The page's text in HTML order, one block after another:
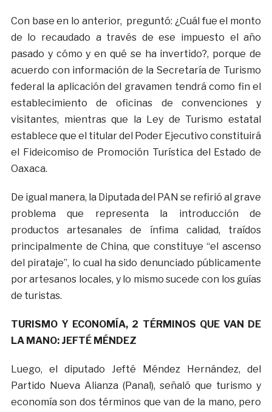
Con base en lo anterior, preguntó: ¿Cuál fue el monto
de lo recaudado a través de ese impuesto el año
pasado y cómo y en qué se ha invertido?, porque de
acuerdo con información de la Secretaría de Turismo
federal la aplicación del gravamen tendrá como fin el
establecimiento de oficinas de convenciones y
visitantes, mientras que la Ley de Turismo estatal
establece que el titular del Poder Ejecutivo constituirá
el Fideicomiso de Promoción Turística del Estado de
Oaxaca.
De igual manera, la Diputada del PAN se refirió al grave
problema que representa la introducción de
productos artesanales de ínfima calidad, traídos
principalmente de China, que constituye “el ascenso
del pirataje”, lo cual ha sido denunciado públicamente
por artesanos locales, y lo mismo sucede con los guías
de turistas.
TURISMO Y ECONOMÍA, 2 TÉRMINOS QUE VAN DE
LA MANO: JEFTÉ MÉNDEZ
Luego, el diputado Jefté Méndez Hernández, del
Partido Nueva Alianza (Panal), señaló que turismo y
economía son dos términos que van de la mano, pero